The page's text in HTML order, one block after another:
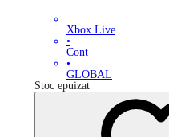
Xbox Live
•
Cont
•
GLOBAL
Stoc epuizat